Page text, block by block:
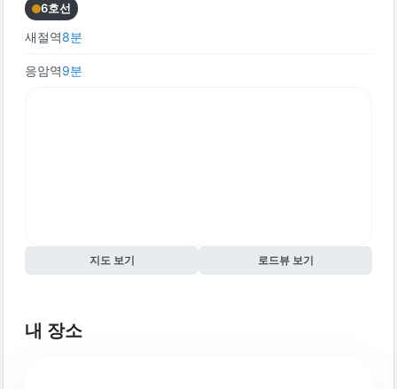
6호선
새절역8분
응암역9분
지도 보기 로드뷰 보기
내 장소